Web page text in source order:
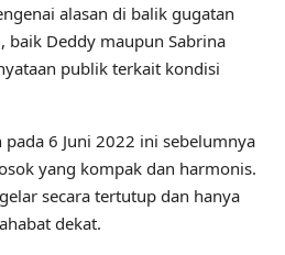
alasan di balik gugatan
baik Deddy maupun Sabrina
publik terkait kondisi
6 Juni 2022 ini sebelumnya
yang kompak dan harmonis.
secara tertutup dan hanya
dekat.